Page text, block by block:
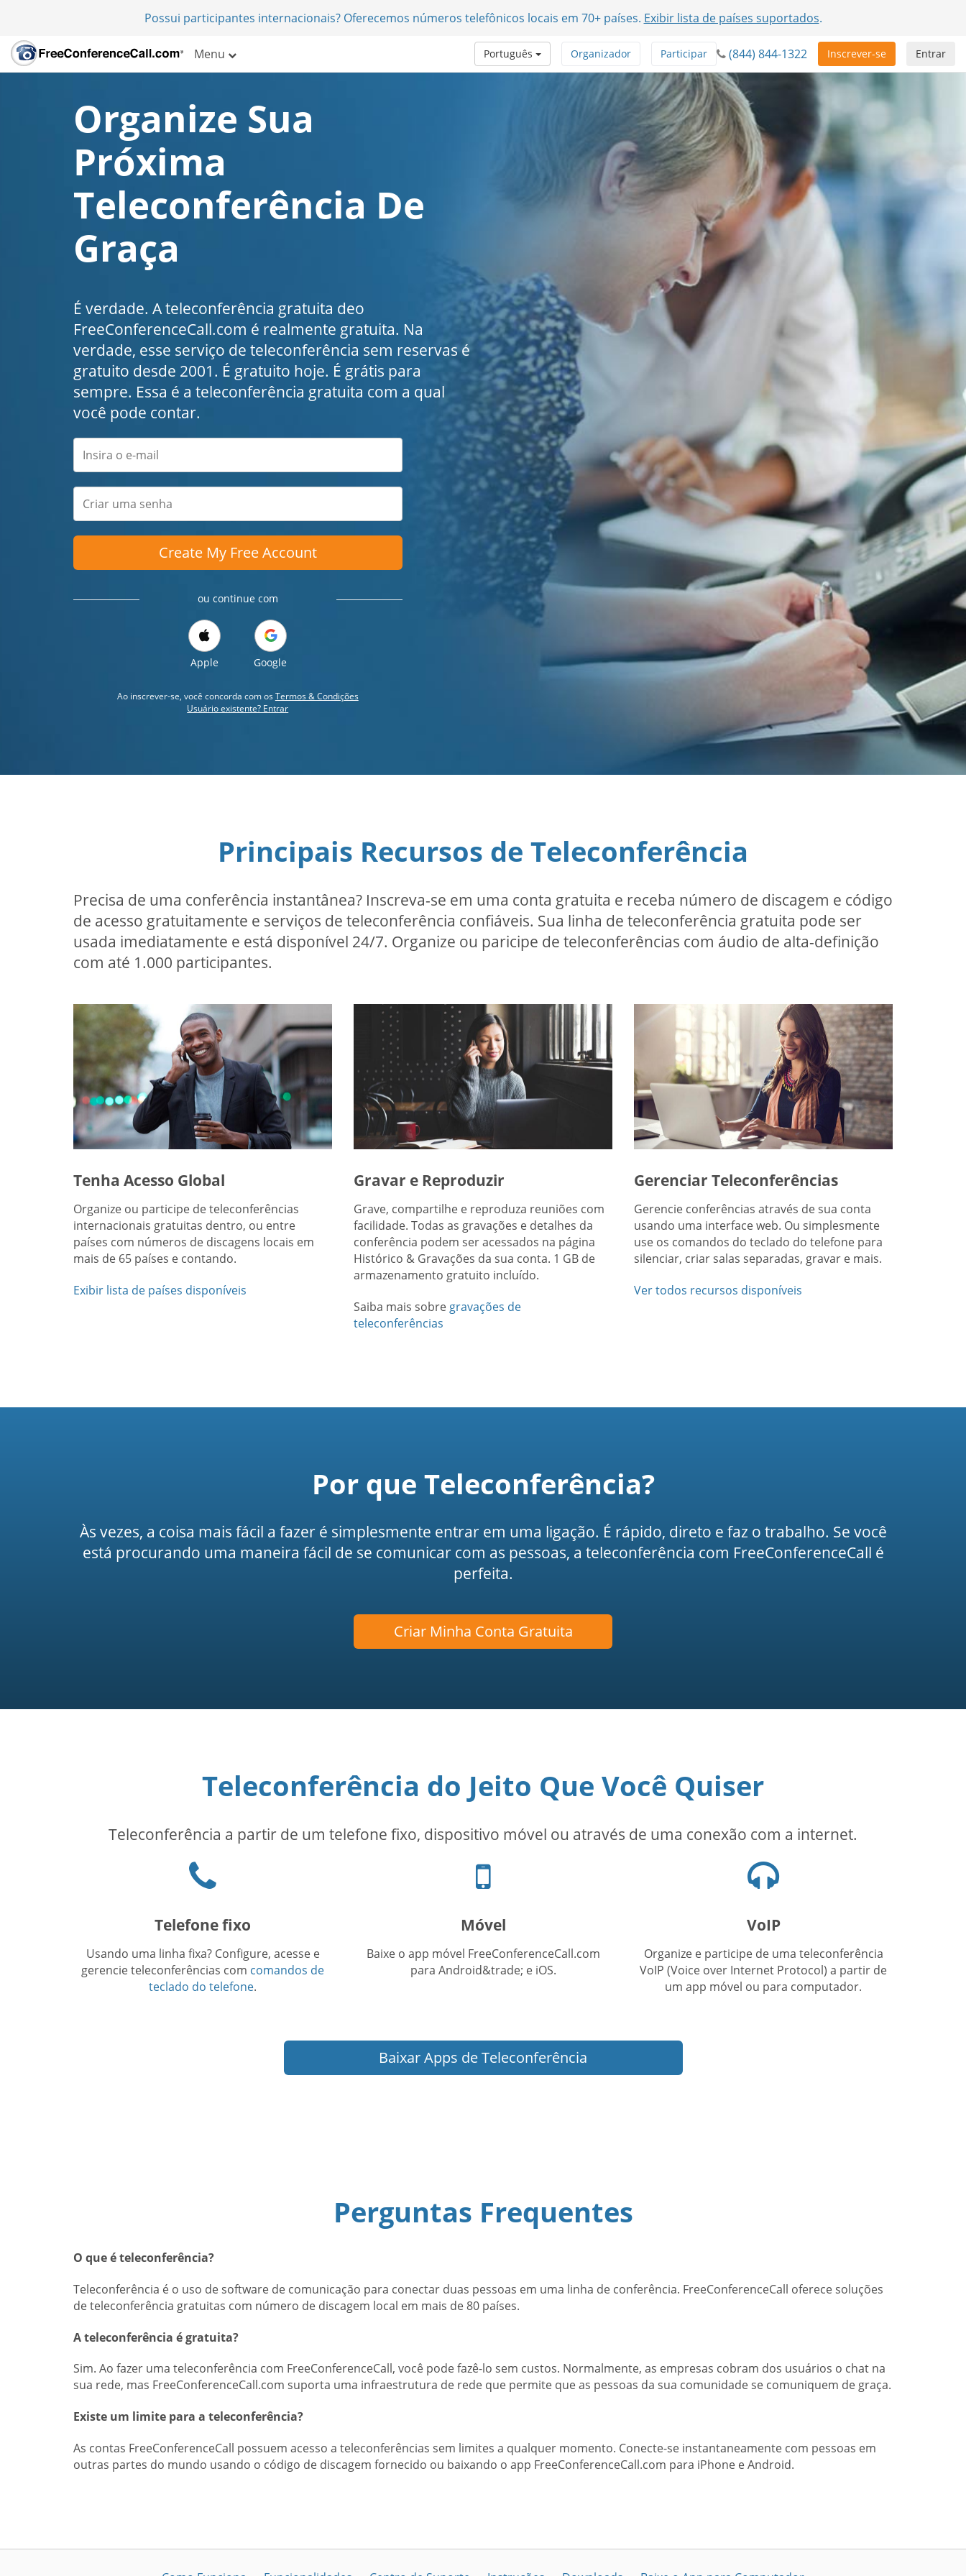
Possui participantes internacionais? Oferecemos números telefônicos locais em 70+ países. Exibir lista de países suportados.
Menu Entrar
Inscrever-se
(844) 844-1322
Participar
Organizador
Português
Organize Sua
Próxima
Teleconferência De
Graça
É verdade. A teleconferência gratuita deo
FreeConferenceCall.com é realmente gratuita. Na
verdade, esse serviço de teleconferência sem reservas é
gratuito desde 2001. É gratuito hoje. É grátis para
sempre. Essa é a teleconferência gratuita com a qual
você pode contar.
Create My Free Account
ou continue com
Apple Google
Ao inscrever-se, você concorda com os Termos & Condições
Usuário existente? Entrar
Principais Recursos de Teleconferência
Precisa de uma conferência instantânea? Inscreva-se em uma conta gratuita e receba número de discagem e código
de acesso gratuitamente e serviços de teleconferência confiáveis. Sua linha de teleconferência gratuita pode ser
usada imediatamente e está disponível 24/7. Organize ou paricipe de teleconferências com áudio de alta-definição
com até 1.000 participantes.
Tenha Acesso Global
Organize ou participe de teleconferências
internacionais gratuitas dentro, ou entre
países com números de discagens locais em
mais de 65 países e contando.
Exibir lista de países disponíveis
Gravar e Reproduzir
Grave, compartilhe e reproduza reuniões com
facilidade. Todas as gravações e detalhes da
conferência podem ser acessados na página
Histórico & Gravações da sua conta. 1 GB de
armazenamento gratuito incluído.
Saiba mais sobre gravações de
teleconferências
Gerenciar Teleconferências
Gerencie conferências através de sua conta
usando uma interface web. Ou simplesmente
use os comandos do teclado do telefone para
silenciar, criar salas separadas, gravar e mais.
Ver todos recursos disponíveis
Por que Teleconferência?
Às vezes, a coisa mais fácil a fazer é simplesmente entrar em uma ligação. É rápido, direto e faz o trabalho. Se você
está procurando uma maneira fácil de se comunicar com as pessoas, a teleconferência com FreeConferenceCall é
perfeita.
Criar Minha Conta Gratuita
Teleconferência do Jeito Que Você Quiser
Teleconferência a partir de um telefone fixo, dispositivo móvel ou através de uma conexão com a internet.
icon
Telefone fixo
Usando uma linha fixa? Configure, acesse e
gerencie teleconferências com comandos de
teclado do telefone.
Ícone
de
Móvel
Baixe o app móvel FreeConferenceCall.com
para Android&trade; e iOS.
de
VoIP
Organize e participe de uma teleconferência
VoIP (Voice over Internet Protocol) a partir de
um app móvel ou para computador.
Baixar Apps de Teleconferência
Perguntas Frequentes
O que é teleconferência?
Teleconferência é o uso de software de comunicação para conectar duas pessoas em uma linha de conferência. FreeConferenceCall oferece soluções
de teleconferência gratuitas com número de discagem local em mais de 80 países.
A teleconferência é gratuita?
Sim. Ao fazer uma teleconferência com FreeConferenceCall, você pode fazê-lo sem custos. Normalmente, as empresas cobram dos usuários o chat na
sua rede, mas FreeConferenceCall.com suporta uma infraestrutura de rede que permite que as pessoas da sua comunidade se comuniquem de graça.
Existe um limite para a teleconferência?
As contas FreeConferenceCall possuem acesso a teleconferências sem limites a qualquer momento. Conecte-se instantaneamente com pessoas em
outras partes do mundo usando o código de discagem fornecido ou baixando o app FreeConferenceCall.com para iPhone e Android.